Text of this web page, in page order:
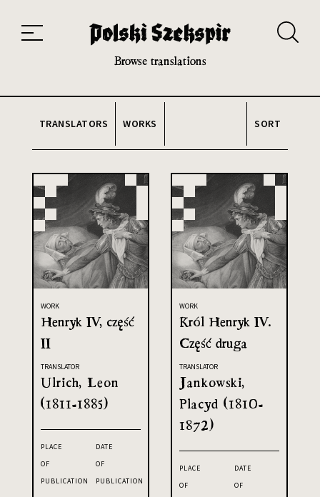
20th and 21st century module
Browse translations
TRANSLATORS WORKS SORT
WORK
Henryk IV, część
II
TRANSLATOR
Ulrich, Leon
(1811-1885)
PLACE
OF
PUBLICATION
DATE
OF
PUBLICATION
WORK
Król Henryk IV.
Część druga
TRANSLATOR
Jankowski,
Placyd (1810-
1872)
PLACE
OF
DATE
OF